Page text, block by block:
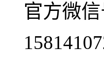
官方微信